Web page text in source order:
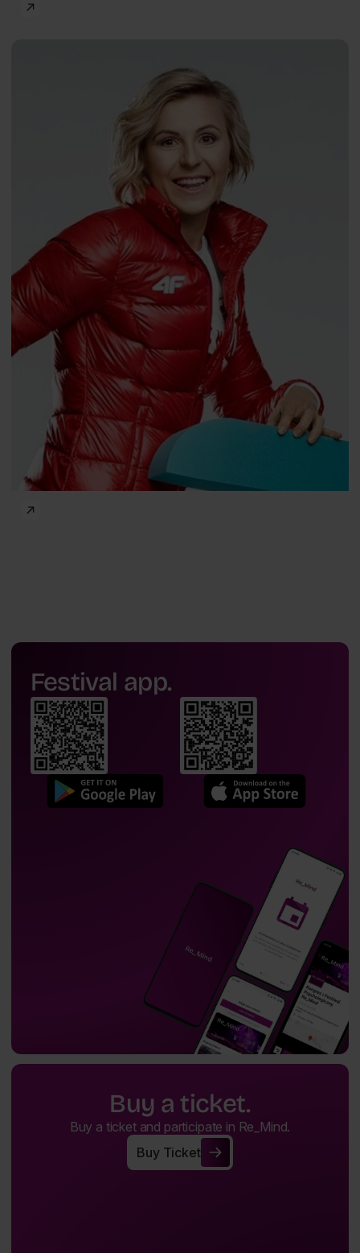
Professor
Tadeusz Stefaniak
Natalia Czerwonka
Festival app.
Buy a ticket.
Buy a ticket and participate in Re_Mind.
Buy Ticket
Buy Ticket